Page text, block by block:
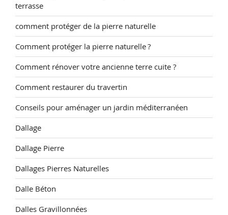
terrasse
comment protéger de la pierre naturelle
Comment protéger la pierre naturelle ?
Comment rénover votre ancienne terre cuite ?
Comment restaurer du travertin
Conseils pour aménager un jardin méditerranéen
Dallage
Dallage Pierre
Dallages Pierres Naturelles
Dalle Béton
Dalles Gravillonnées